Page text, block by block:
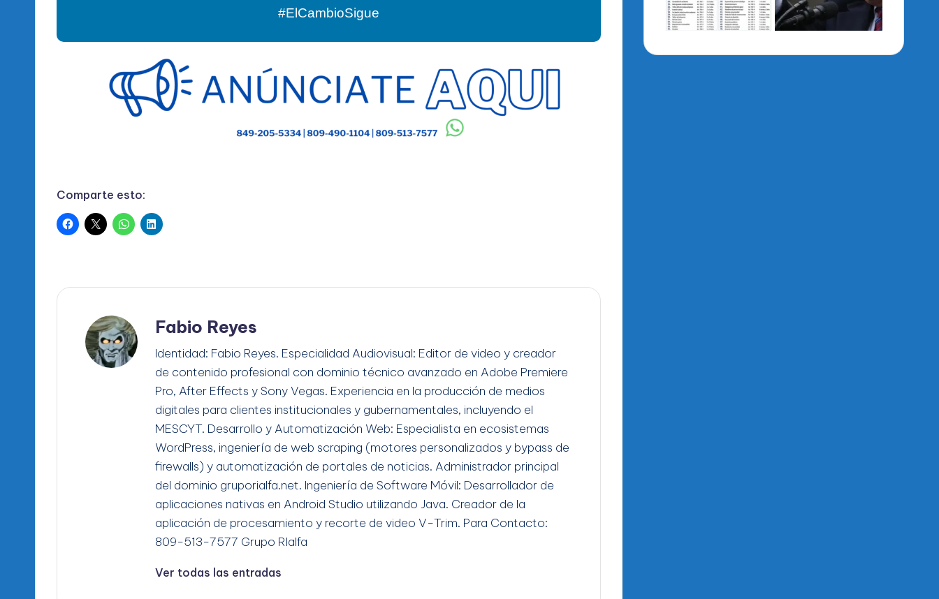
#ElCambioSigue
Comparte esto:
Fabio Reyes
Identidad: Fabio Reyes. Especialidad Audiovisual: Editor de video y creador
de contenido profesional con dominio técnico avanzado en Adobe Premiere
Pro, After Effects y Sony Vegas. Experiencia en la producción de medios
digitales para clientes institucionales y gubernamentales, incluyendo el
MESCYT. Desarrollo y Automatización Web: Especialista en ecosistemas
WordPress, ingeniería de web scraping (motores personalizados y bypass de
firewalls) y automatización de portales de noticias. Administrador principal
del dominio gruporialfa.net. Ingeniería de Software Móvil: Desarrollador de
aplicaciones nativas en Android Studio utilizando Java. Creador de la
aplicación de procesamiento y recorte de video V-Trim. Para Contacto:
809-513-7577 Grupo RIalfa
Ver todas las entradas